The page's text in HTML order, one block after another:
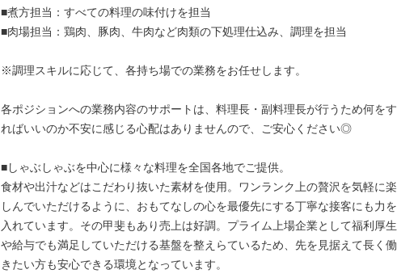
■煮方担当：すべての料理の味付けを担当
■肉場担当：鶏肉、豚肉、牛肉など肉類の下処理仕込み、調理を担当
※調理スキルに応じて、各持ち場での業務をお任せします。
各ポジションへの業務内容のサポートは、料理長・副料理長が行うため何をす
ればいいのか不安に感じる心配はありませんので、ご安心ください◎
■しゃぶしゃぶを中心に様々な料理を全国各地でご提供。
食材や出汁などはこだわり抜いた素材を使用。ワンランク上の贅沢を気軽に楽
しんでいただけるように、おもてなしの心を最優先にする丁寧な接客にも力を
入れています。その甲斐もあり売上は好調。プライム上場企業として福利厚生
や給与でも満足していただける基盤を整えらているため、先を見据えて長く働
きたい方も安心できる環境となっています。